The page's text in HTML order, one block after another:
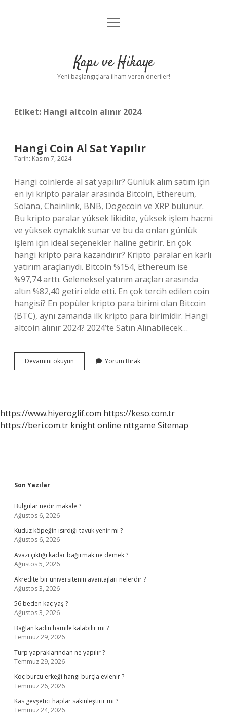
Anasayfa
Yasal Uyarı
menüyü
Kapı ve Hikaye
Yeni başlangıçlara ilham veren öneriler!
Etiket: Hangi altcoin alınır 2024
Hangi Coin Al Sat Yapılır
Tarih: Kasım 7, 2024
Hangi coinlerde al sat yapılır? Günlük alım satım için
en iyi kripto paralar arasında Bitcoin, Ethereum,
Solana, Chainlink, BNB, Dogecoin ve XRP bulunur.
Bu kripto paralar yüksek likidite, yüksek işlem hacmi
ve yüksek oynaklık sunar ve bu da onları günlük
işlem için ideal seçenekler haline getirir. En çok
hangi kripto para kazandırır? Kripto paralar en karlı
yatırım araçlarıydı. Bitcoin %154, Ethereum ise
%97,74 arttı. Geleneksel yatırım araçları arasında
altın %82,40 getiri elde etti. En çok tercih edilen coin
hangisi? En popüler kripto para birimi olan Bitcoin
(BTC), aynı zamanda ilk kripto para birimidir. Hangi
altcoin alınır 2024? 2024’te Satın Alınabilecek…
Devamını okuyun
Coin
Yorum Bırak
https://www.hiyeroglif.com https://keso.com.tr
https://beri.com.tr knight online nttgame Sitemap
Sidebar
Son Yazılar
Bulgular nedir makale ?
Ağustos 6, 2026
Kuduz köpeğin ısırdığı tavuk yenir mi ?
Ağustos 6, 2026
Avazı çıktığı kadar bağırmak ne demek ?
Ağustos 5, 2026
Akredite bir üniversitenin avantajları nelerdir ?
Ağustos 3, 2026
56 beden kaç yaş ?
Ağustos 3, 2026
Bağlan kadın hamile kalabilir mi ?
Temmuz 29, 2026
Turp yapraklarından ne yapılır ?
Temmuz 29, 2026
Koç burcu erkeği hangi burçla evlenir ?
Temmuz 26, 2026
Kas gevşetici haplar sakinleştirir mi ?
Temmuz 24, 2026